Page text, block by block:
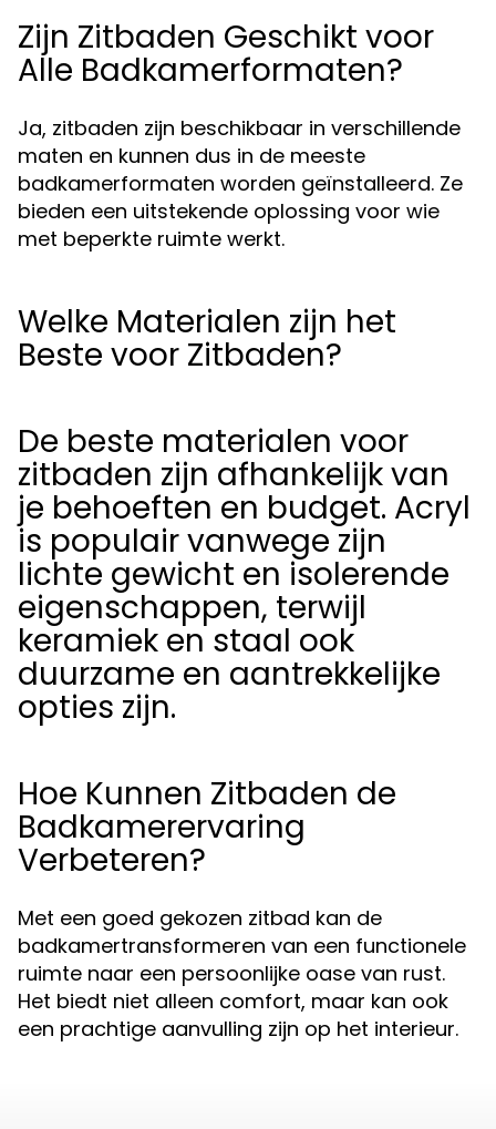
Zijn Zitbaden Geschikt voor
Alle Badkamerformaten?
Ja, zitbaden zijn beschikbaar in verschillende
maten en kunnen dus in de meeste
badkamerformaten worden geïnstalleerd. Ze
bieden een uitstekende oplossing voor wie
met beperkte ruimte werkt.
Welke Materialen zijn het
Beste voor Zitbaden?
De beste materialen voor
zitbaden zijn afhankelijk van
je behoeften en budget. Acryl
is populair vanwege zijn
lichte gewicht en isolerende
eigenschappen, terwijl
keramiek en staal ook
duurzame en aantrekkelijke
opties zijn.
Hoe Kunnen Zitbaden de
Badkamerervaring
Verbeteren?
Met een goed gekozen zitbad kan de
badkamertransformeren van een functionele
ruimte naar een persoonlijke oase van rust.
Het biedt niet alleen comfort, maar kan ook
een prachtige aanvulling zijn op het interieur.